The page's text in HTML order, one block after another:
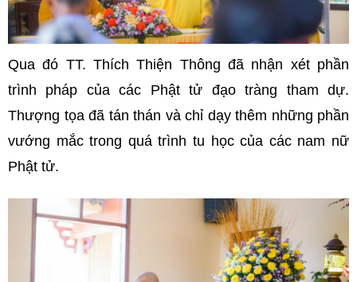
Qua đó TT. Thích Thiện Thông đã nhận xét phần
trình pháp của các Phật tử đạo tràng tham dự.
Thượng tọa đã tán thán và chỉ dạy thêm những phần
vướng mắc trong quá trình tu học của các nam nữ
Phật tử.